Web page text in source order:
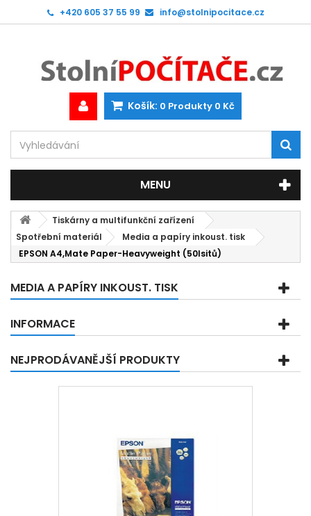
+420 605 37 55 99 info@stolnipocitace.cz
Košík: 0 Produkty 0 Kč
MENU
Tiskárny a multifunkční zařízení
Spotřební materiál
Media a papíry inkoust. tisk
EPSON A4,Mate Paper-Heavyweight (50lsitů)
MEDIA A PAPÍRY INKOUST. TISK
INFORMACE
NEJPRODÁVANĚJŠÍ PRODUKTY